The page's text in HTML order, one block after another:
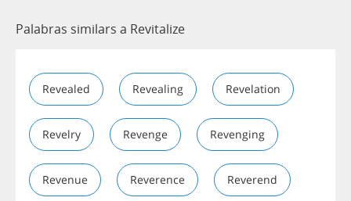
Palabras similars a Revitalize
Revealed Revealing Revelation
Revelry Revenge Revenging
Revenue Reverence Reverend